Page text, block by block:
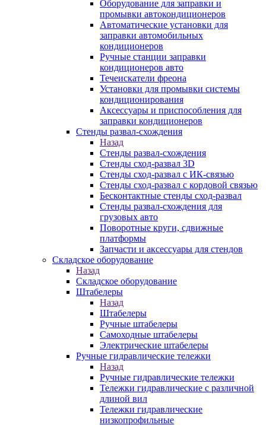
Оборудование для заправки и
промывки автокондиционеров
Автоматические установки для
заправки автомобильных
кондиционеров
Ручные станции заправки
кондиционеров авто
Течеискатели фреона
Установки для промывки системы
кондиционирования
Аксессуары и приспособления для
заправки кондиционеров
Стенды развал-схождения
Назад
Стенды развал-схождения
Стенды сход-развал 3D
Стенды сход-развал с ИК-связью
Стенды сход-развал с кордовой связью
Бесконтактные стенды сход-развал
Стенды развал-схождения для
грузовых авто
Поворотные круги, сдвижные
платформы
Запчасти и аксессуары для стендов
Складское оборудование
Назад
Складское оборудование
Штабелеры
Назад
Штабелеры
Ручные штабелеры
Самоходные штабелеры
Электрические штабелеры
Ручные гидравлические тележки
Назад
Ручные гидравлические тележки
Тележки гидравлические с различной
длиной вил
Тележки гидравлические
низкопрофильные